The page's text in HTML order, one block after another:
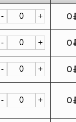
- + 0
- + 0
- + 0
- + 0